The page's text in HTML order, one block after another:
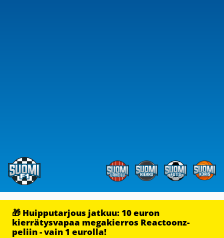
🎁 Huipputarjous jatkuu: 10 euron
kierrätysvapaa megakierros Reactoonz-
peliin - vain 1 eurolla!